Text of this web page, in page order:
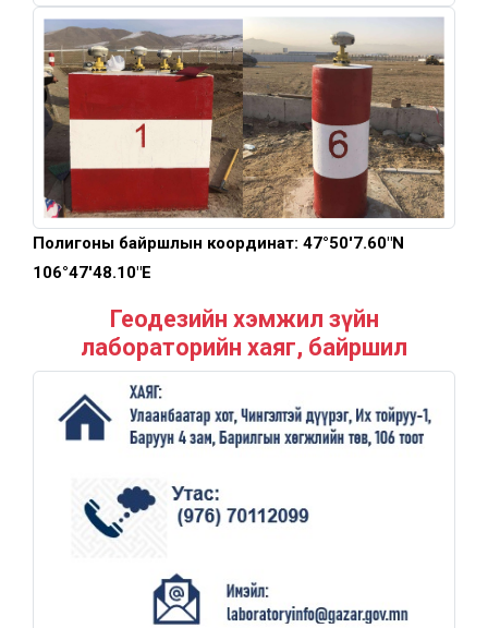
Полигоны байршлын координат: 47°50'7.60"N
106°47'48.10"E
Геодезийн хэмжил зүйн
лабораторийн хаяг, байршил